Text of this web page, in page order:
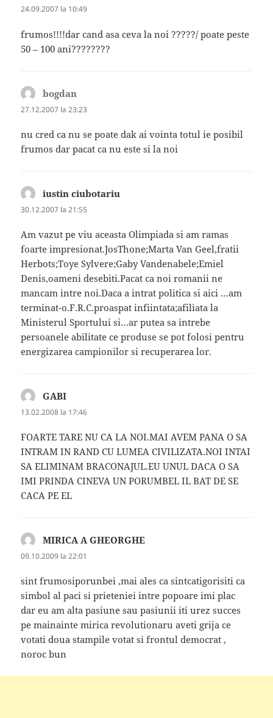
24.09.2007 la 10:49
frumos!!!!dar cand asa ceva la noi ?????/ poate peste
50 – 100 ani????????
bogdan
27.12.2007 la 23:23
nu cred ca nu se poate dak ai vointa totul ie posibil
frumos dar pacat ca nu este si la noi
iustin ciubotariu
30.12.2007 la 21:55
Am vazut pe viu aceasta Olimpiada si am ramas
foarte impresionat.JosThone;Marta Van Geel,fratii
Herbots;Toye Sylvere;Gaby Vandenabele;Emiel
Denis,oameni desebiti.Pacat ca noi romanii ne
mancam intre noi.Daca a intrat politica si aici …am
terminat-o.F.R.C.proaspat infiintata;afiliata la
Ministerul Sportului si…ar putea sa intrebe
persoanele abilitate ce produse se pot folosi pentru
energizarea campionilor si recuperarea lor.
GABI
13.02.2008 la 17:46
FOARTE TARE NU CA LA NOI.MAI AVEM PANA O SA
INTRAM IN RAND CU LUMEA CIVILIZATA.NOI INTAI
SA ELIMINAM BRACONAJUL.EU UNUL DACA O SA
IMI PRINDA CINEVA UN PORUMBEL IL BAT DE SE
CACA PE EL
MIRICA A GHEORGHE
09.10.2009 la 22:01
sint frumosiporunbei ,mai ales ca sintcatigorisiti ca
simbol al paci si prieteniei intre popoare imi plac
dar eu am alta pasiune sau pasiunii iti urez succes
pe mainainte mirica revolutionaru aveti grija ce
votati doua stampile votat si frontul democrat ,
noroc bun